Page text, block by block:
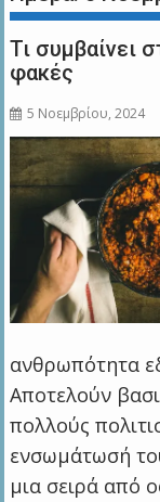
Τι συμβαίνει
φακές
5 Νοεμβρίου, 2024
ανθρωπότητα
Αποτελούν
πολλούς
ενσωμάτωσή
μια σειρά από